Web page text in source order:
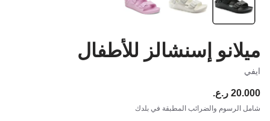
ميلانو إسنشالز للأطفال
ايفي
20.000 ر.ع.
شامل الرسوم والضرائب المطبقة في بلدك